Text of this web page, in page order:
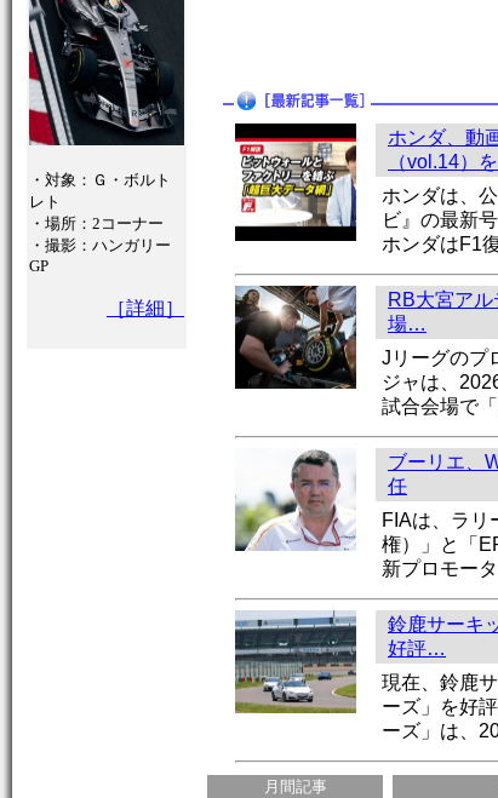
・対象：Ｇ・ボルト
レト
・場所：2コーナー
・撮影：ハンガリー
GP
［詳細］
ホンダ、動
（vol.14）
ホンダは、
ビ』の最新
ホンダはF1
RB大宮ア
場…
Jリーグのプ
ジャは、
試合会場で
ブーリエ、
任
FIAは、ラリ
権）」と「
新プロモー
鈴鹿サーキ
好評…
現在、鈴鹿
ーズ」を好
ーズ」は、
月間記事